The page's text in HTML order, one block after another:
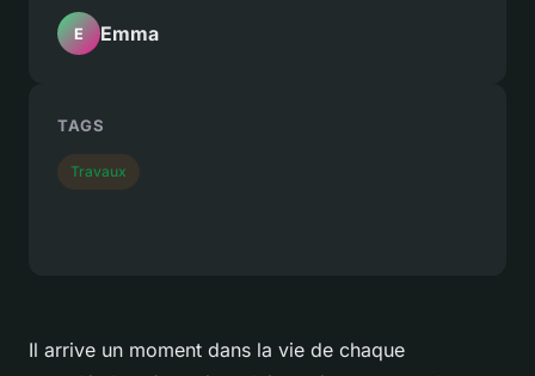
Il arrive un moment dans la vie de chaque
E Emma
TAGS
Travaux